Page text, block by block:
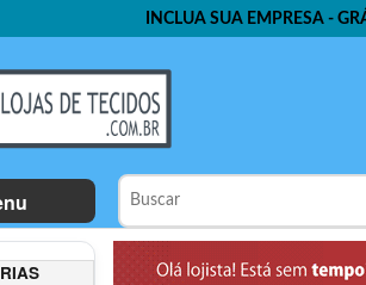
INCLUA SUA EMPRESA -